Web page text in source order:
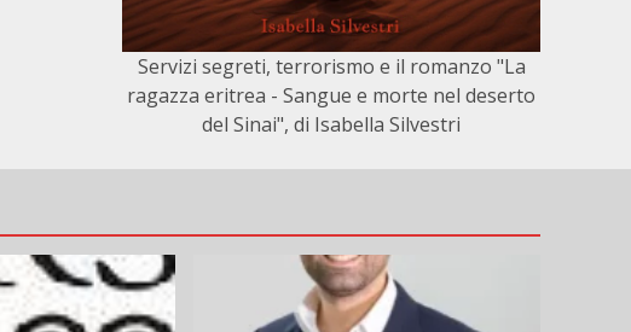
Servizi segreti, terrorismo e il romanzo "La
ragazza eritrea - Sangue e morte nel deserto
del Sinai", di Isabella Silvestri